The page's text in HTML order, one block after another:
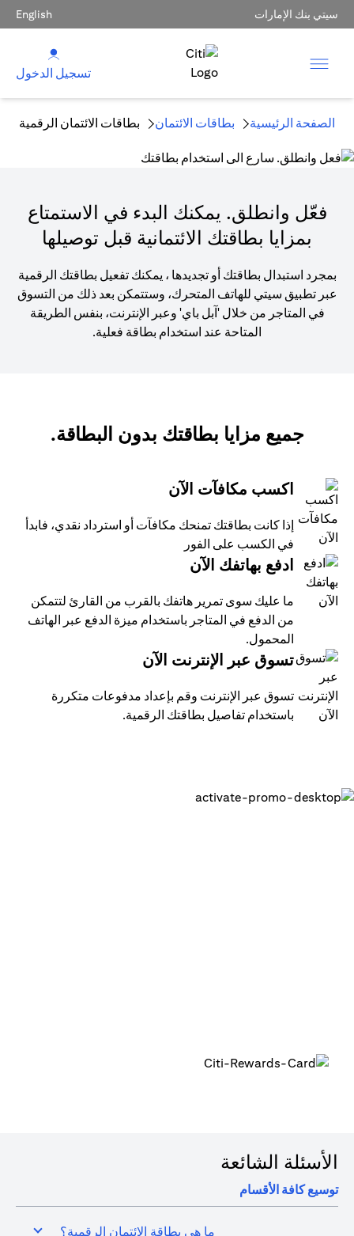
سيتي بنك الإمارات English
تسجيل الدخول
الصفحة الرئيسية بطاقات الائتمان بطاقات الائتمان الرقمية
فعّل وانطلق. يمكنك البدء في الاستمتاع
بمزايا بطاقتك الائتمانية قبل توصيلها
بمجرد استبدال بطاقتك أو تجديدها ، يمكنك تفعيل بطاقتك الرقمية
عبر تطبيق سيتي للهاتف المتحرك، وستتمكن بعد ذلك من التسوق
في المتاجر من خلال 'آبل باي' وعبر الإنترنت، بنفس الطريقة
المتاحة عند استخدام بطاقة فعلية.
جميع مزايا بطاقتك بدون البطاقة.
اكسب مكافآت الآن
إذا كانت بطاقتك تمنحك مكافآت أو استرداد نقدي، فابدأ
في الكسب على الفور
ادفع بهاتفك الآن
ما عليك سوى تمرير هاتفك بالقرب من القارئ لتتمكن
من الدفع في المتاجر باستخدام ميزة الدفع عبر الهاتف
المحمول.
تسوق عبر الإنترنت الآن
تسوق عبر الإنترنت وقم بإعداد مدفوعات متكررة
باستخدام تفاصيل بطاقتك الرقمية.
الأسئلة الشائعة
توسيع كافة الأقسام
ما هي بطاقة الائتمان الرقمية؟